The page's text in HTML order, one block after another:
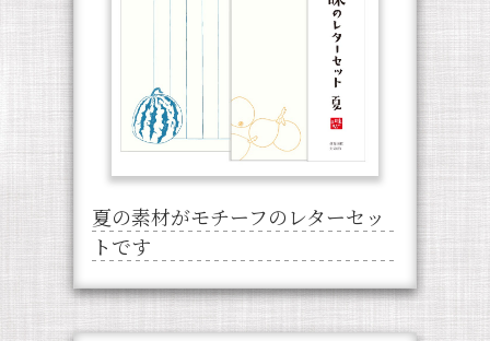
夏の素材がモチーフのレターセッ
トです